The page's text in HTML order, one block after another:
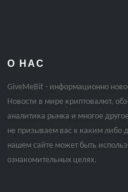
О НАС
GiveMeBit - информационно
Новости в мире криптовалют,
аналитика рынка и многое
не призываем вас к каким либо
нашем сайте может быть
ознакомительных целях.